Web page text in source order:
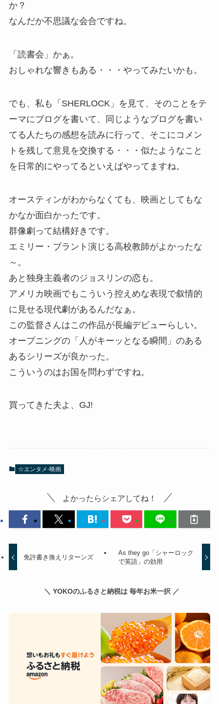
か？
なんだか不思議な会合ですね。
「読書会」かぁ。
おしゃれな響きもある・・・やってみたいかも。
でも、私も「SHERLOCK」を見て、そのことをテ
ーマにブログを書いて、同じようなブログを書い
てる人たちの感想を読みに行って、そこにコメン
トを残して意見を交換する・・・似たようなこと
を日常的にやってるといえばやってますね。
オースティンがわからなくても、映画としてもな
かなか面白かったです。
群像劇って結構好きです。
エミリー・ブラント演じる高校教師がよかったな
～。
あと独身主義者のジョスリンの恋も。
アメリカ映画でもこういう控えめな表現で叙情的
に見せる現代劇があるんだなぁ。
この監督さんはこの作品が長編デビューらしい。
オープニングの「人がキーッとなる瞬間」のある
あるシリーズが良かった。
こういうのはお国を問わずですね。
買ってきた夫よ、GJ!
☆エンタメ-映画
よかったらシェアしてね！
免許書き換えリターンズ
As they go「シャーロック
で英語」の効用
＼ YOKOのふるさと納税は 毎年お米一択 ／